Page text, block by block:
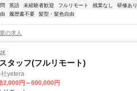
英語 未経験者歓迎 フルリモート 残業なし 研修あり
履歴書不要 髪型・髪色自由
の求人
タッフ(フルリモート)
yetera
2,000円～600,000円